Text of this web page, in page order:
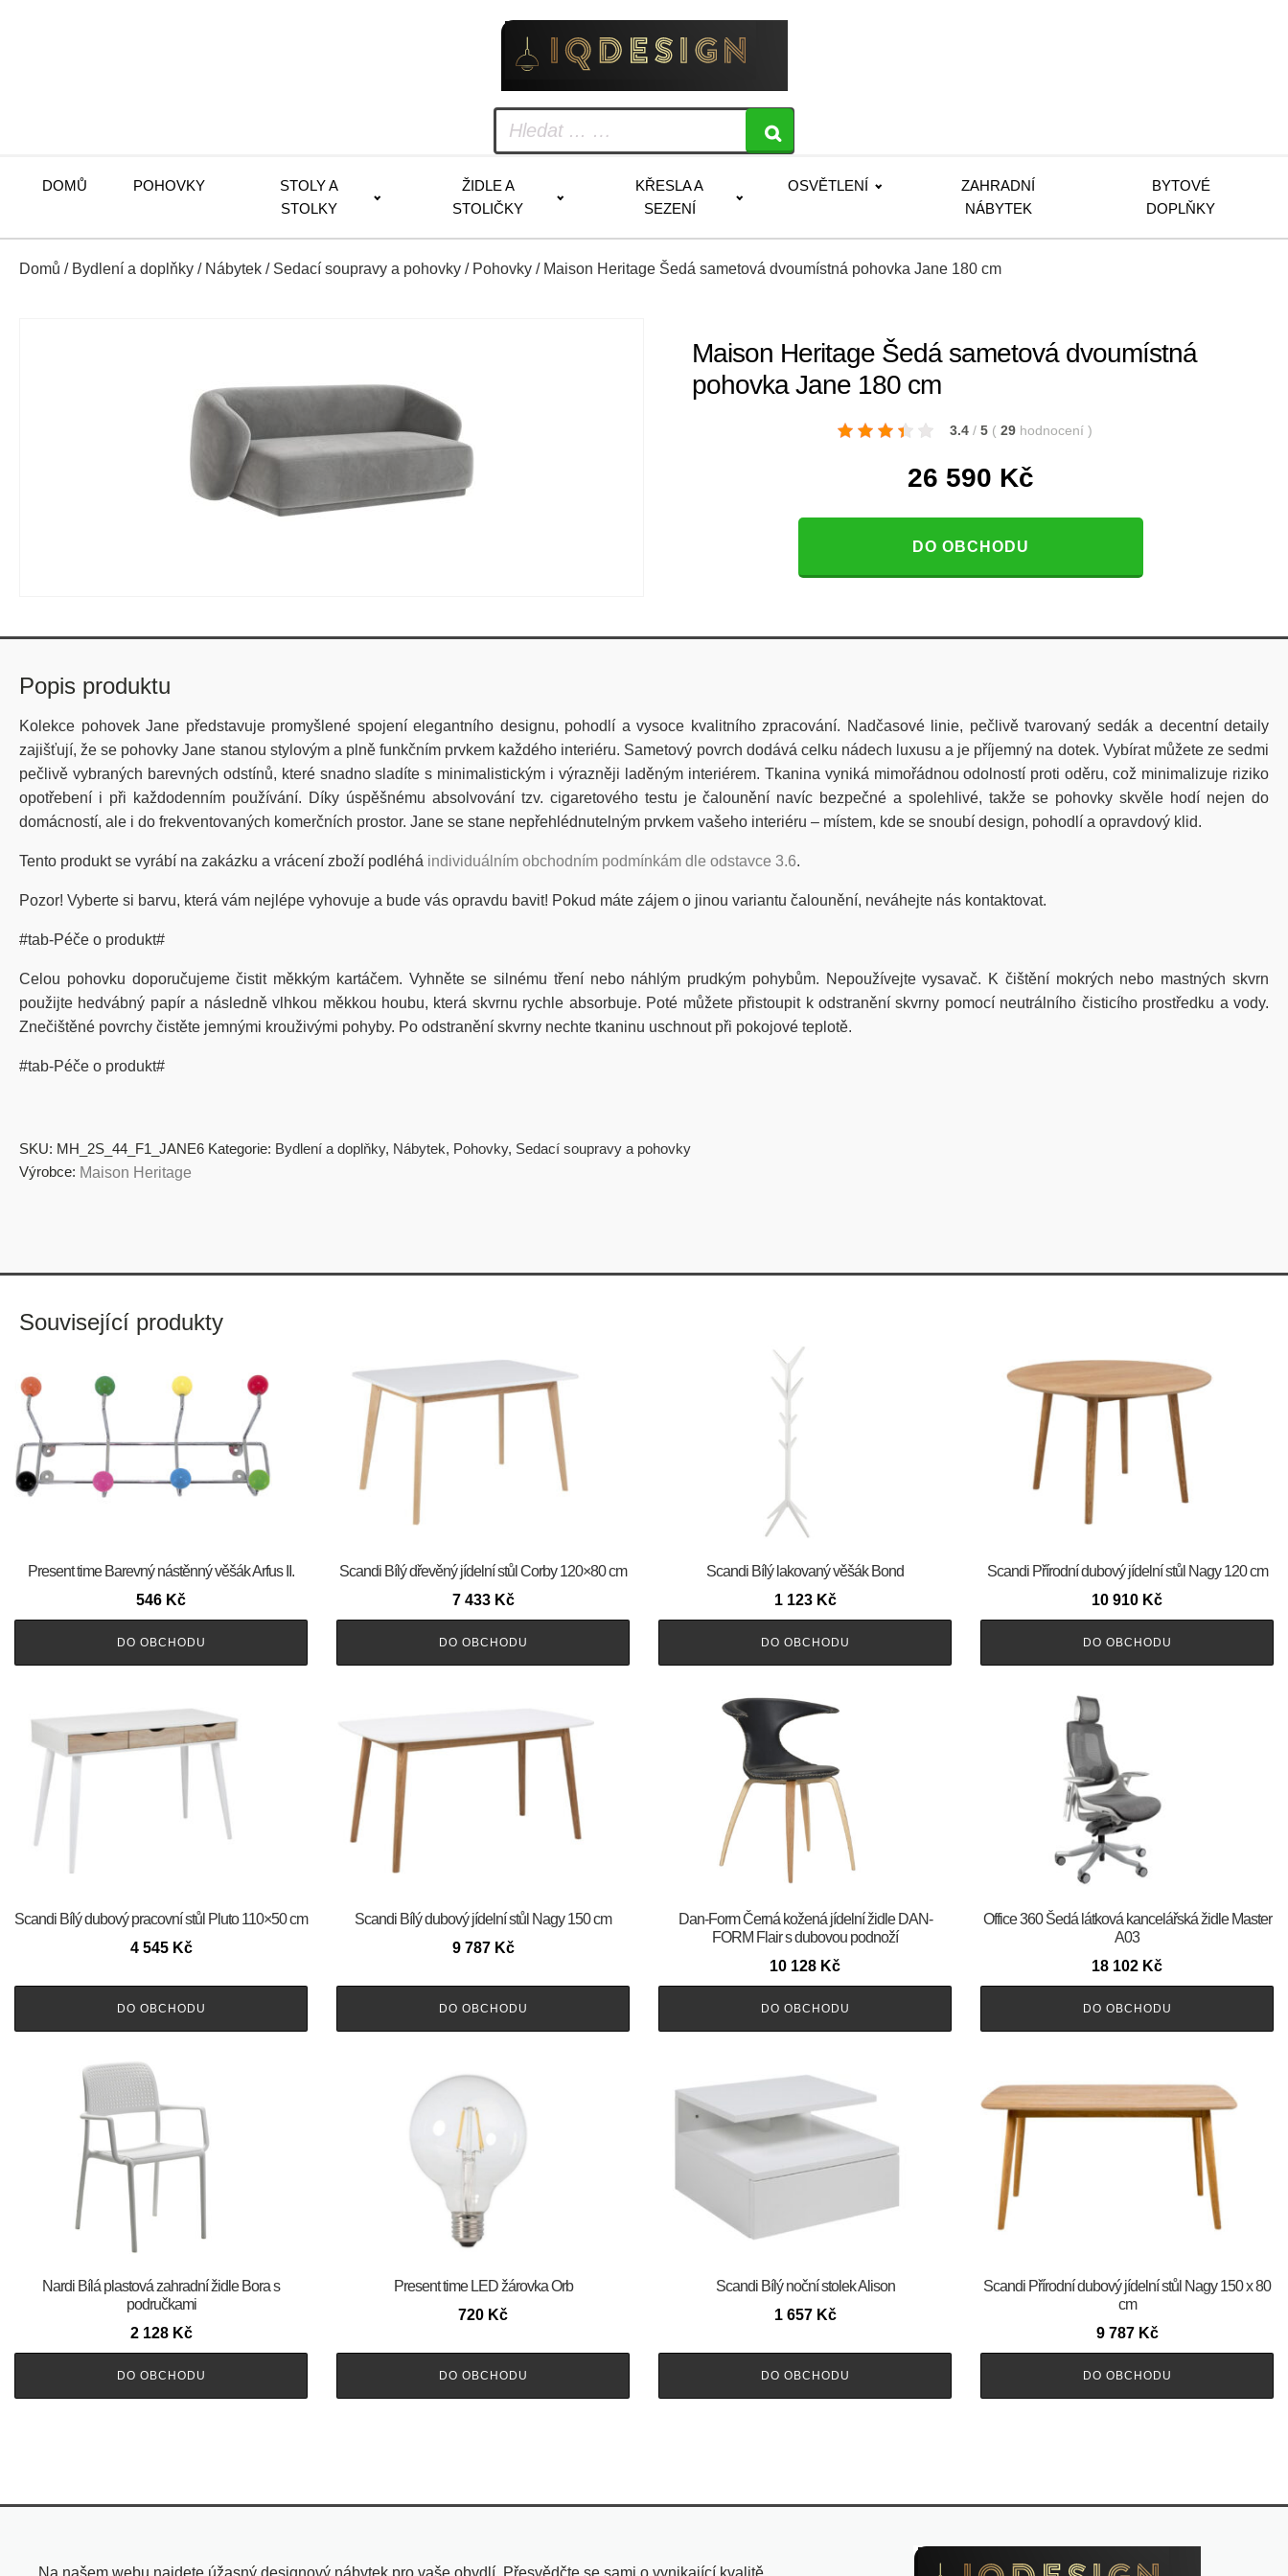
DOMŮ POHOVKY
STOLY A
STOLKY
ŽIDLE A
STOLIČKY
KŘESLA A
SEZENÍ
OSVĚTLENÍ
ZAHRADNÍ
NÁBYTEK
BYTOVÉ
DOPLŇKY
Domů / Bydlení a doplňky / Nábytek / Sedací soupravy a pohovky / Pohovky / Maison Heritage Šedá sametová dvoumístná pohovka Jane 180 cm
Maison Heritage Šedá sametová dvoumístná
pohovka Jane 180 cm
3.4 / 5 ( 29 hodnocení )
26 590 Kč
DO OBCHODU
Popis produktu
Kolekce pohovek Jane představuje promyšlené spojení elegantního designu, pohodlí a vysoce kvalitního zpracování. Nadčasové linie, pečlivě tvarovaný sedák a decentní detaily
zajišťují, že se pohovky Jane stanou stylovým a plně funkčním prvkem každého interiéru. Sametový povrch dodává celku nádech luxusu a je příjemný na dotek. Vybírat můžete ze sedmi
pečlivě vybraných barevných odstínů, které snadno sladíte s minimalistickým i výrazněji laděným interiérem. Tkanina vyniká mimořádnou odolností proti oděru, což minimalizuje riziko
opotřebení i při každodenním používání. Díky úspěšnému absolvování tzv. cigaretového testu je čalounění navíc bezpečné a spolehlivé, takže se pohovky skvěle hodí nejen do
domácností, ale i do frekventovaných komerčních prostor. Jane se stane nepřehlédnutelným prvkem vašeho interiéru – místem, kde se snoubí design, pohodlí a opravdový klid.
Tento produkt se vyrábí na zakázku a vrácení zboží podléhá individuálním obchodním podmínkám dle odstavce 3.6.
Pozor! Vyberte si barvu, která vám nejlépe vyhovuje a bude vás opravdu bavit! Pokud máte zájem o jinou variantu čalounění, neváhejte nás kontaktovat.
#tab-Péče o produkt#
Celou pohovku doporučujeme čistit měkkým kartáčem. Vyhněte se silnému tření nebo náhlým prudkým pohybům. Nepoužívejte vysavač. K čištění mokrých nebo mastných skvrn
použijte hedvábný papír a následně vlhkou měkkou houbu, která skvrnu rychle absorbuje. Poté můžete přistoupit k odstranění skvrny pomocí neutrálního čisticího prostředku a vody.
Znečištěné povrchy čistěte jemnými krouživými pohyby. Po odstranění skvrny nechte tkaninu uschnout při pokojové teplotě.
#tab-Péče o produkt#
SKU: MH_2S_44_F1_JANE6 Kategorie: Bydlení a doplňky, Nábytek, Pohovky, Sedací soupravy a pohovky
Výrobce: Maison Heritage
Související produkty
Present time Barevný nástěnný věšák Arfus II.
546 Kč
DO OBCHODU
Scandi Bílý dřevěný jídelní stůl Corby 120×80 cm
7 433 Kč
DO OBCHODU
Scandi Bílý lakovaný věšák Bond
1 123 Kč
DO OBCHODU
Scandi Přírodní dubový jídelní stůl Nagy 120 cm
10 910 Kč
DO OBCHODU
Scandi Bílý dubový pracovní stůl Pluto 110×50 cm
4 545 Kč
DO OBCHODU
Scandi Bílý dubový jídelní stůl Nagy 150 cm
9 787 Kč
DO OBCHODU
​​​​​Dan-Form Černá kožená jídelní židle DAN-
FORM Flair s dubovou podnoží
10 128 Kč
DO OBCHODU
Office 360 Šedá látková kancelářská židle Master
A03
18 102 Kč
DO OBCHODU
Nardi Bílá plastová zahradní židle Bora s
područkami
2 128 Kč
DO OBCHODU
Present time LED žárovka Orb
720 Kč
DO OBCHODU
Scandi Bílý noční stolek Alison
1 657 Kč
DO OBCHODU
Scandi Přírodní dubový jídelní stůl Nagy 150 x 80
cm
9 787 Kč
DO OBCHODU
Na našem webu najdete úžasný designový nábytek pro vaše obydlí. Přesvědčte se sami o vynikající kvalitě